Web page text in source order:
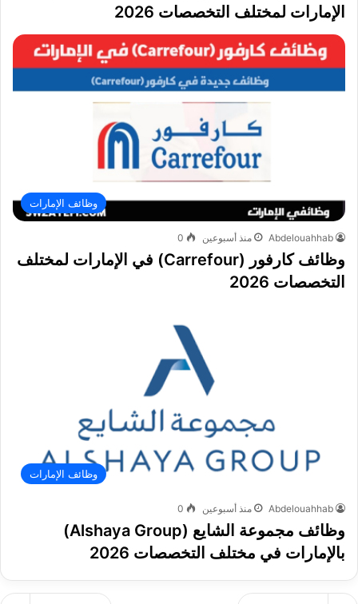
الإمارات لمختلف التخصصات 2026
وظائف الإمارات
Abdelouahhab منذ أسبوعين 0
وظائف كارفور (Carrefour) في الإمارات لمختلف
التخصصات 2026
وظائف الإمارات
Abdelouahhab منذ أسبوعين 0
وظائف مجموعة الشايع (Alshaya Group)
بالإمارات في مختلف التخصصات 2026